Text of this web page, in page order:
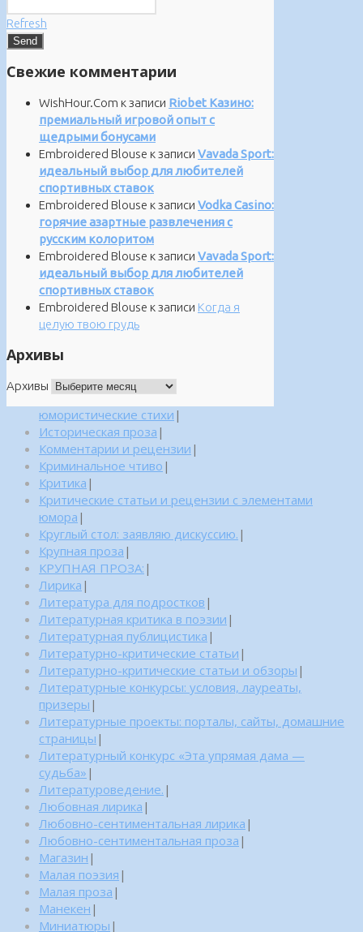
Refresh
Свежие комментарии
WishHour.Com к записи Riobet Казино:
премиальный игровой опыт с
щедрыми бонусами
Embroidered Blouse к записи Vavada Sport:
идеальный выбор для любителей
спортивных ставок
Embroidered Blouse к записи Vodka Casino:
горячие азартные развлечения с
русским колоритом
Embroidered Blouse к записи Vavada Sport:
идеальный выбор для любителей
спортивных ставок
Embroidered Blouse к записи Когда я
целую твою грудь
Архивы
Архивы
юмористические стихи |
Историческая проза |
Комментарии и рецензии |
Криминальное чтиво |
Критика |
Критические статьи и рецензии с элементами
юмора |
Круглый стол: заявляю дискуссию. |
Крупная проза |
КРУПНАЯ ПРОЗА: |
Лирика |
Литература для подростков |
Литературная критика в поэзии |
Литературная публицистика |
Литературно-критические статьи |
Литературно-критические статьи и обзоры |
Литературные конкурсы: условия, лауреаты,
призеры |
Литературные проекты: порталы, сайты, домашние
страницы |
Литературный конкурс «Эта упрямая дама —
судьба» |
Литературоведение. |
Любовная лирика |
Любовно-сентиментальная лирика |
Любовно-сентиментальная проза |
Магазин |
Малая поэзия |
Малая проза |
Манекен |
Миниатюры |